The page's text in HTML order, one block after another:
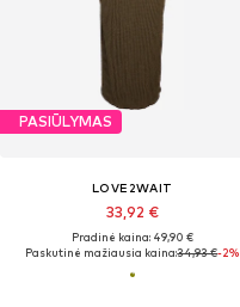
PASIŪLYMAS
LOVE2WAIT
33,92 €
Pradinė kaina: 49,90 €
Paskutinė mažiausia kaina:34,93 €-2%